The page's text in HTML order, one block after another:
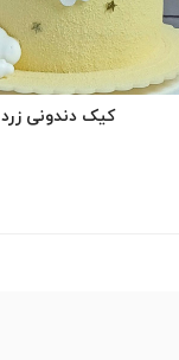
کیک دندونی زرد